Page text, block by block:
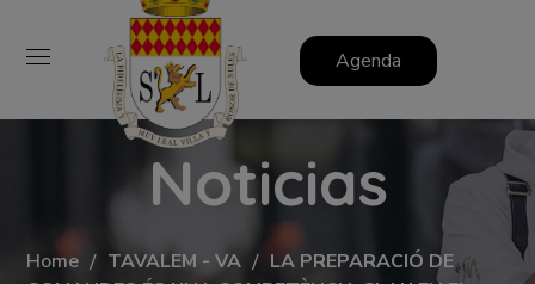
Agenda
Noticias
Home TAVALEM - VA
LA PREPARACIÓ DE